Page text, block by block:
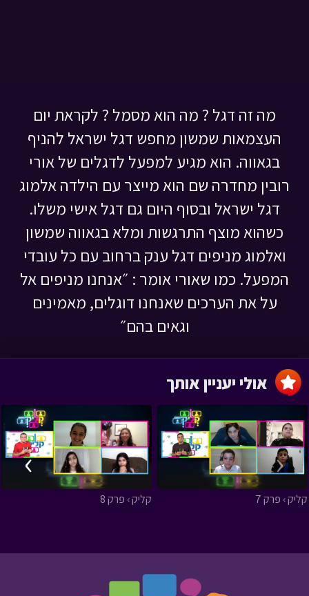
מה זה דגל ? מה הוא מסמל ? לקראת יום
העצמאות שמשון מחפש דגל ישראל להניף
בגאווה. הוא מגיע למפעל לדגלים של אורי
רובין מחדרה שם הוא מייצר עם הילדה אלמוג
דגל ישראל ובסוף היום גם דגל אישי משלו.
כשהוא מוצף התרגשות ומלא בגאווה שמשון
ואלמוג מניפים דגל ענק ברחוב עם כל עובדי
המפעל. כמו שאורי אומר : ״אנחנו מניפים אל
על את הערכים שאנחנו דוגלים, מאמינים
וגאים בהם״
קליק › פרק 7 קליק › פרק 8
‹
›